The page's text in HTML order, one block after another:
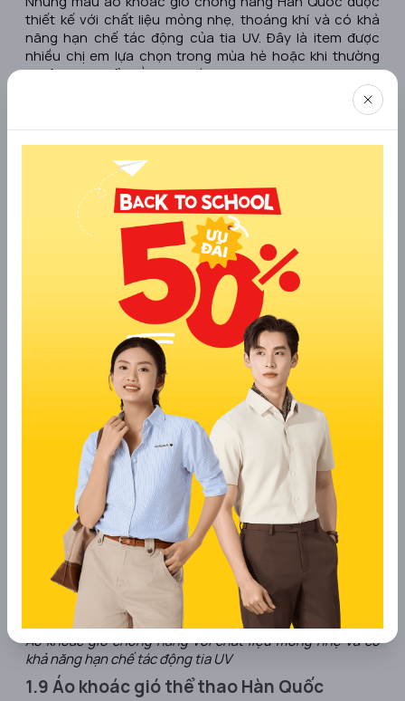
thiết kế với chất liệu mỏng nhẹ, thoáng khí và có khả
năng hạn chế tác động của tia UV. Đây là item được
nhiều chị em lựa chọn trong mùa hè hoặc khi thường
xuyên di chuyển bằng xe máy.
Ngoài khả năng chống nắng, áo còn giúp cản bụi, chắn
gió nhẹ và nhanh khô sau khi giặt, mang lại sự tiện lợi
trong quá trình sử dụng.
Áo khoác gió chống nắng với chất liệu mỏng nhẹ và có
khả năng hạn chế tác động tia UV
1.9 Áo khoác gió thể thao Hàn Quốc